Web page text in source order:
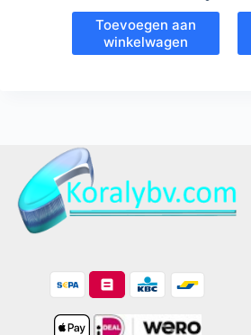
Toevoegen aan
winkelwagen